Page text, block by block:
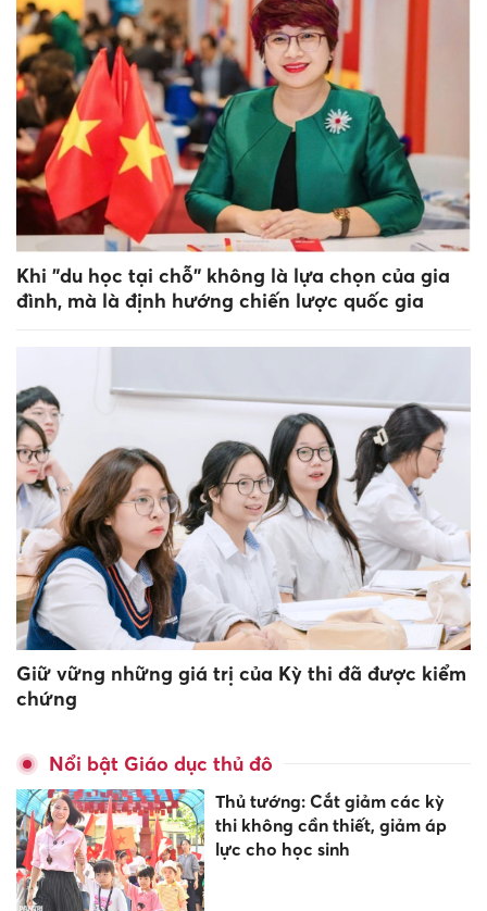
Khi "du học tại chỗ" không là lựa chọn của gia
đình, mà là định hướng chiến lược quốc gia
Giữ vững những giá trị của Kỳ thi đã được kiểm
chứng
Nổi bật Giáo dục thủ đô
Thủ tướng: Cắt giảm các kỳ
thi không cần thiết, giảm áp
lực cho học sinh